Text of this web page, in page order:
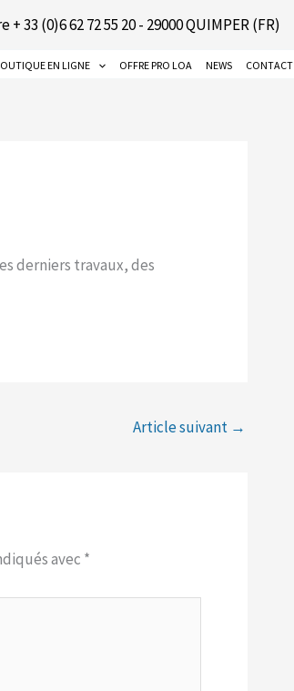
33 (0)6 62 72 55 20 - 29000 QUIMPER (FR)
EN LIGNE OFFRE PRO LOA NEWS CONTACT
derniers travaux, des
Article suivant →
avec *